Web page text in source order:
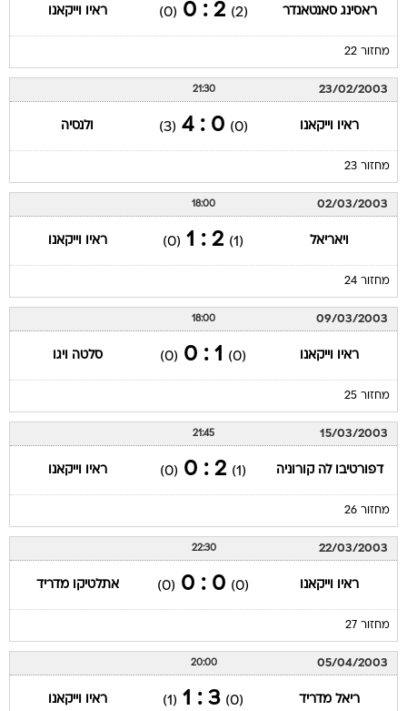
ראסינג סאנטאנדר (2)
2 : 0
(0) ראיו וייקאנו
מחזור 22
23/02/2003
21:30
ראיו וייקאנו (0)
0 : 4
(3) ולנסיה
מחזור 23
02/03/2003
18:00
ויאריאל (1)
2 : 1
(0) ראיו וייקאנו
מחזור 24
09/03/2003
18:00
ראיו וייקאנו (0)
1 : 0
(0) סלטה ויגו
מחזור 25
15/03/2003
21:45
דפורטיבו לה קורוניה (1)
2 : 0
(0) ראיו וייקאנו
מחזור 26
22/03/2003
22:30
ראיו וייקאנו (0)
0 : 0
(0) אתלטיקו מדריד
מחזור 27
05/04/2003
20:00
ריאל מדריד (0)
3 : 1
(1) ראיו וייקאנו